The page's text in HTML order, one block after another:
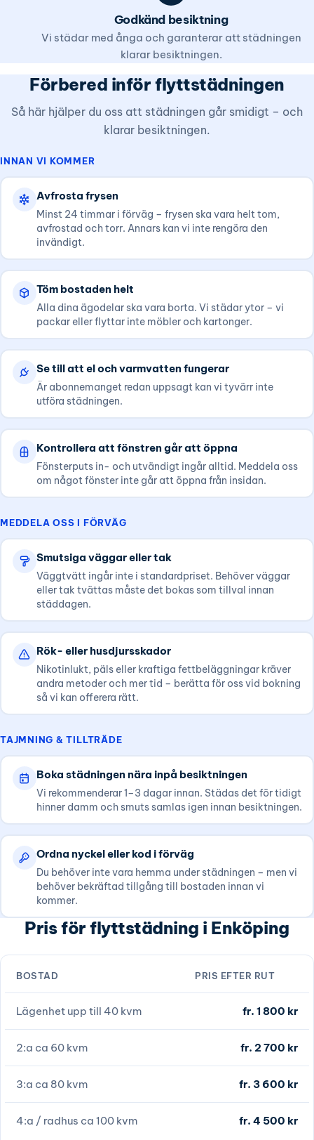
Godkänd besiktning
Vi städar med ånga och garanterar att städningen
klarar besiktningen.
Förbered inför flyttstädningen
Så här hjälper du oss att städningen går smidigt – och
klarar besiktningen.
INNAN VI KOMMER
Avfrosta frysen
Minst 24 timmar i förväg – frysen ska vara helt tom,
avfrostad och torr. Annars kan vi inte rengöra den
invändigt.
Töm bostaden helt
Alla dina ägodelar ska vara borta. Vi städar ytor – vi
packar eller flyttar inte möbler och kartonger.
Se till att el och varmvatten fungerar
Är abonnemanget redan uppsagt kan vi tyvärr inte
utföra städningen.
Kontrollera att fönstren går att öppna
Fönsterputs in- och utvändigt ingår alltid. Meddela oss
om något fönster inte går att öppna från insidan.
MEDDELA OSS I FÖRVÄG
Smutsiga väggar eller tak
Väggtvätt ingår inte i standardpriset. Behöver väggar
eller tak tvättas måste det bokas som tillval innan
städdagen.
Rök- eller husdjursskador
Nikotinlukt, päls eller kraftiga fettbeläggningar kräver
andra metoder och mer tid – berätta för oss vid bokning
så vi kan offerera rätt.
TAJMNING & TILLTRÄDE
Boka städningen nära inpå besiktningen
Vi rekommenderar 1–3 dagar innan. Städas det för tidigt
hinner damm och smuts samlas igen innan besiktningen.
Ordna nyckel eller kod i förväg
Du behöver inte vara hemma under städningen – men vi
behöver bekräftad tillgång till bostaden innan vi
kommer.
Pris för flyttstädning i Enköping
BOSTAD PRIS EFTER RUT
Lägenhet upp till 40 kvm fr. 1 800 kr
2:a ca 60 kvm fr. 2 700 kr
3:a ca 80 kvm fr. 3 600 kr
4:a / radhus ca 100 kvm fr. 4 500 kr